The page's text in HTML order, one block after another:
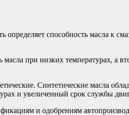
способность масла к
масла при низких температурах, а
Синтетические масла
и увеличенный срок службы
и одобрениям